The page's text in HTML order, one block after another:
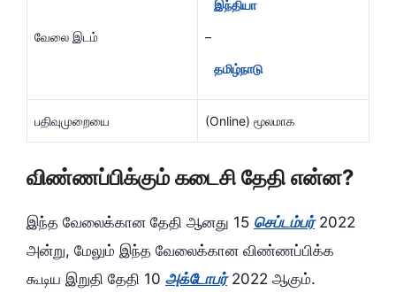
வேலை இடம்
இந்தியா
–
தமிழ்நாடு
பதிவுமுறையை (Online) மூலமாக
விண்ணப்பிக்கும் கடைசி தேதி என்ன?
இந்த வேலைக்கான தேதி ஆனது 15 செப்டம்பர்2022
அன்று, மேலும் இந்த வேலைக்கான விண்ணப்பிக்க
கூடிய இறுதி தேதி 10 அக்டோபர்2022 ஆகும்.